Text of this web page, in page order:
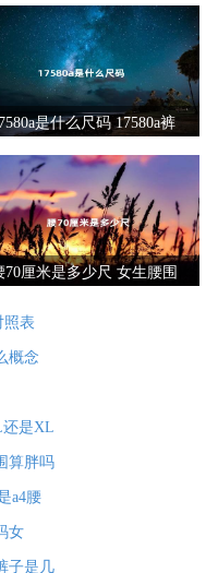
是什么尺码 17580a裤
70厘米是多少尺 女生腰围
照表
概念
还是XL
算胖吗
a4腰
女
子是几